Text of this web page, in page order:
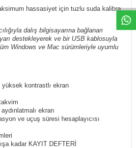
hassasiyet için tuzlu suda kalibre
dalış bilgisayarına bağlanan
destekleyerek ve bir USB kablosuyla
Windows ve Mac sürümleriyle uyumlu
kontrastlı ekran
ekran
ve uçuş süresi hesaplayıcısı
kadar KAYIT DEFTERİ